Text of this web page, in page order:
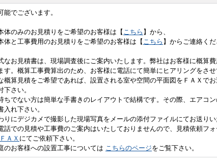
能でございます。
体のみのお見積りをご希望のお客様は【 こちら 】から、
体と工事費用のお見積りをご希望のお客様は【 こちら 】からご連絡くだ
なお見積書は、現場調査後にご案内いたします。弊社はお客様に概算
す。概算工事費算出のため、お客様に電話にて簡単にヒアリングをさせ
概算見積をご希望であれば、設置される室や空間の平面図をＦＡＸで
下さい。
ちでない方は簡単な手書きのレイアウトで結構です。その際、エアコ
入れ下さい。
りにデジカメで撮影した現場写真をメールの添付ファイルにてお送りい
話での見積や工事費のご案内はいたしておりませんので、見積依頼フ
ＦＡＸ にてご依頼下さい。
のお客様への設置工事については こちらのページをご覧下さい。